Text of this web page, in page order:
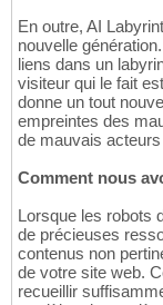
En outre, AI
nouvelle
liens dans un
visiteur qui le fait
donne un tout
empreintes des
de mauvais
Comment nous
Lorsque les robots
de précieuses
contenus non
de votre site web.
recueillir